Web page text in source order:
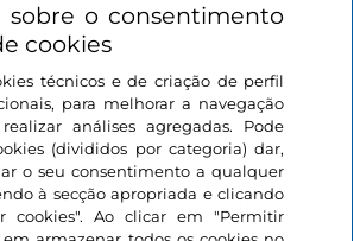
sobre o consentimento
cookies
técnicos e de criação de perfil
para melhorar a navegação
análises agregadas. Pode
(divididos por categoria) dar,
o seu consentimento a qualquer
à secção apropriada e clicando
cookies". Ao clicar em "Permitir